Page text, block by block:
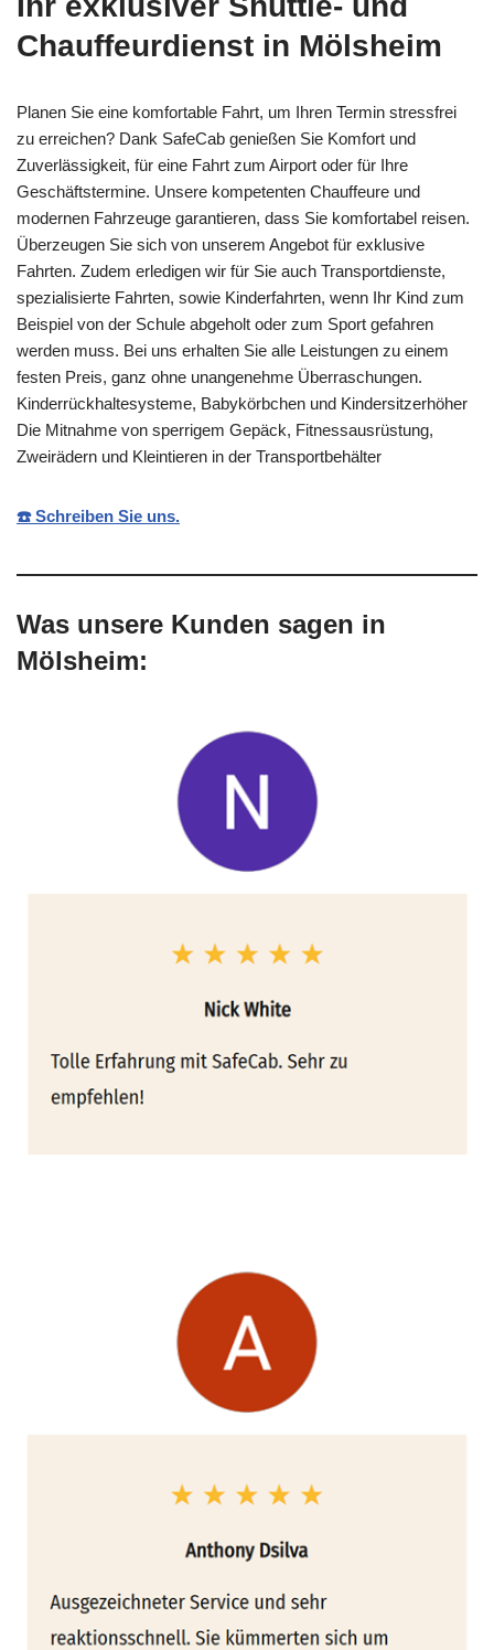
Chauffeurdienst in Mölsheim
Planen Sie eine komfortable Fahrt, um Ihren Termin stressfrei
zu erreichen? Dank SafeCab genießen Sie Komfort und
Zuverlässigkeit, für eine Fahrt zum Airport oder für Ihre
Geschäftstermine. Unsere kompetenten Chauffeure und
modernen Fahrzeuge garantieren, dass Sie komfortabel reisen.
Überzeugen Sie sich von unserem Angebot für exklusive
Fahrten. Zudem erledigen wir für Sie auch Transportdienste,
spezialisierte Fahrten, sowie Kinderfahrten, wenn Ihr Kind zum
Beispiel von der Schule abgeholt oder zum Sport gefahren
werden muss. Bei uns erhalten Sie alle Leistungen zu einem
festen Preis, ganz ohne unangenehme Überraschungen.
Kinderrückhaltesysteme, Babykörbchen und Kindersitzerhöher
Die Mitnahme von sperrigem Gepäck, Fitnessausrüstung,
Zweirädern und Kleintieren in der Transportbehälter
☎️ Schreiben Sie uns.
Was unsere Kunden sagen in
Mölsheim: